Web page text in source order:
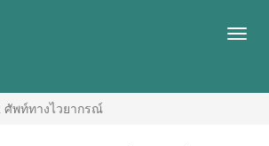
เมนู
ศัพท์ทางไวยากรณ์